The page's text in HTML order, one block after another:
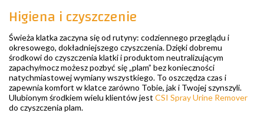
Higiena i czyszczenie
Świeża klatka zaczyna się od rutyny: codziennego przeglądu i
okresowego, dokładniejszego czyszczenia. Dzięki dobremu
środkowi do czyszczenia klatki i produktom neutralizującym
zapachy/mocz możesz pozbyć się „plam” bez konieczności
natychmiastowej wymiany wszystkiego. To oszczędza czas i
zapewnia komfort w klatce zarówno Tobie, jak i Twojej szynszyli.
Ulubionym środkiem wielu klientów jest CSI Spray Urine Remover
do czyszczenia plam.